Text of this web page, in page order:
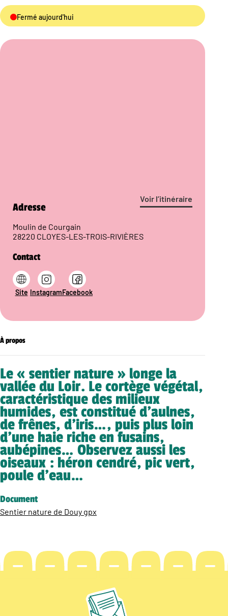
Fermé aujourd'hui
Voir l’itinéraire
Adresse
Moulin de Courgain
28220 CLOYES-LES-TROIS-RIVIÈRES
Contact
Site InstagramFacebook
À propos
Le « sentier nature » longe la
vallée du Loir. Le cortège végétal,
caractéristique des milieux
humides, est constitué d’aulnes,
de frênes, d’iris…, puis plus loin
d’une haie riche en fusains,
aubépines… Observez aussi les
oiseaux : héron cendré, pic vert,
poule d’eau…
Document
Sentier nature de Douy gpx